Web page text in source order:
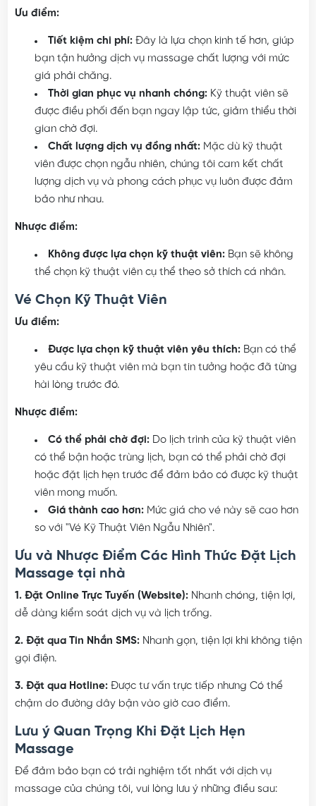
Ưu điểm:
Tiết kiệm chi phí:Đây là lựa chọn kinh tế hơn, giúp
bạn tận hưởng dịch vụ massage chất lượng với mức
giá phải chăng.
Thời gian phục vụ nhanh chóng:Kỹ thuật viên sẽ
được điều phối đến bạn ngay lập tức, giảm thiểu thời
gian chờ đợi.
Chất lượng dịch vụ đồng nhất:Mặc dù kỹ thuật
viên được chọn ngẫu nhiên, chúng tôi cam kết chất
lượng dịch vụ và phong cách phục vụ luôn được đảm
bảo như nhau.
Nhược điểm:
Không được lựa chọn kỹ thuật viên:Bạn sẽ không
thể chọn kỹ thuật viên cụ thể theo sở thích cá nhân.
Vé Chọn Kỹ Thuật Viên
Ưu điểm:
Được lựa chọn kỹ thuật viên yêu thích:Bạn có thể
yêu cầu kỹ thuật viên mà bạn tin tưởng hoặc đã từng
hài lòng trước đó.
Nhược điểm:
Có thể phải chờ đợi:Do lịch trình của kỹ thuật viên
có thể bận hoặc trùng lịch, bạn có thể phải chờ đợi
hoặc đặt lịch hẹn trước để đảm bảo có được kỹ thuật
viên mong muốn.
Giá thành cao hơn:Mức giá cho vé này sẽ cao hơn
so với "Vé Kỹ Thuật Viên Ngẫu Nhiên".
Ưu và Nhược Điểm Các Hình Thức Đặt Lịch
Massage tại nhà
1. Đặt Online Trực Tuyến (Website):Nhanh chóng, tiện lợi,
dễ dàng kiểm soát dịch vụ và lịch trống.
2. Đặt qua Tin Nhắn SMS:Nhanh gọn, tiện lợi khi không tiện
gọi điện.
3. Đặt qua Hotline:Được tư vấn trực tiếp nhưng Có thể
chậm do đường dây bận vào giờ cao điểm.
Lưu ý Quan Trọng Khi Đặt Lịch Hẹn
Massage
Để đảm bảo bạn có trải nghiệm tốt nhất với dịch vụ
massage của chúng tôi, vui lòng lưu ý những điều sau: